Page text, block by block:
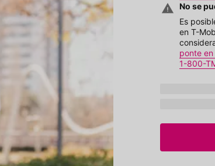
No se
Es
en T-
ponte
1-800-